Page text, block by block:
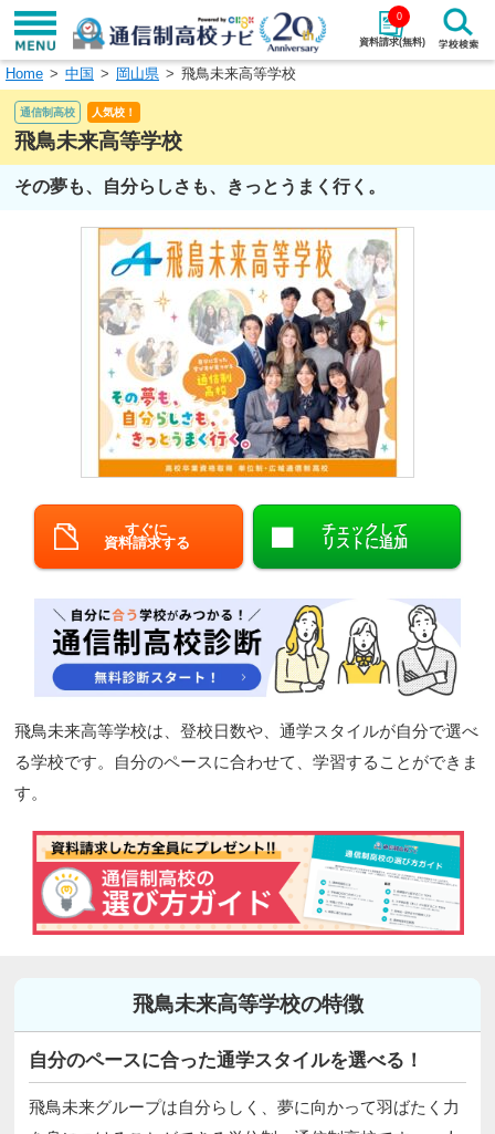
資料請求(無料)
0
学校名で探す
エリアから探す 特徴から探す
エリアを選択して探す
北海道・東北
北陸・甲信越
中国
九州・沖縄
閉じる
Home 中国 岡山県 飛鳥未来高等学校
通信制高校 人気校！
飛鳥未来高等学校
その夢も、自分らしさも、きっとうまく行く。
すぐに
資料請求する
チェックして
リストに追加
飛鳥未来高等学校は、登校日数や、通学スタイルが自分で選べ
る学校です。自分のペースに合わせて、学習することができま
す。
飛鳥未来高等学校の特徴
自分のペースに合った通学スタイルを選べる！
飛鳥未来グループは自分らしく、夢に向かって羽ばたく力